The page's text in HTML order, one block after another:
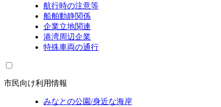
航行時の注意等
船舶動静関係
企業立地関連
港湾周辺企業
特殊車両の通行
市民向け利用情報
みなとの公園/身近な海岸